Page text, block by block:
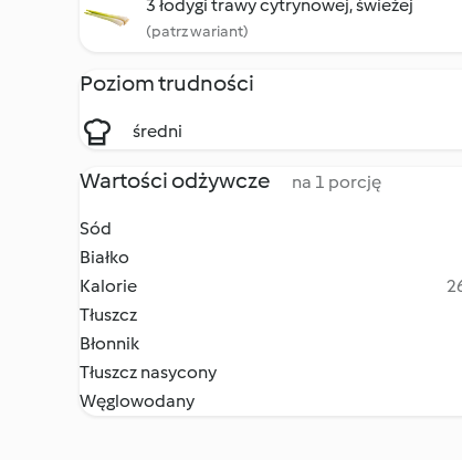
3 łodygi trawy cytrynowej, świeżej
(patrz wariant)
Poziom trudności
średni
Wartości odżywcze na 1 porcję
Sód
Białko
Kalorie
Tłuszcz
Błonnik
Tłuszcz nasycony
Węglowodany